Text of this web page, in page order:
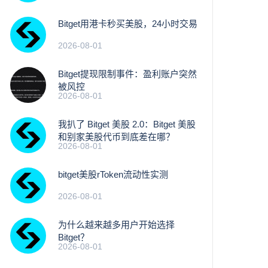
Bitget用港卡秒买美股，24小时交易
2026-08-01
Bitget提现限制事件：盈利账户突然
被风控
2026-08-01
我扒了 Bitget 美股 2.0：Bitget 美股
和别家美股代币到底差在哪？
2026-08-01
bitget美股rToken流动性实测
2026-08-01
为什么越来越多用户开始选择
Bitget？
2026-08-01